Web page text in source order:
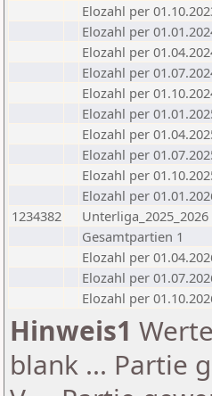
Elozahl per
Elozahl per
Elozahl per
Elozahl per
Elozahl per
Elozahl per
Elozahl per
Elozahl per
Elozahl per
Elozahl per
1234382
Unterliga_2025_2026
Gesamtpartien 1
Elozahl per
Elozahl per
Elozahl per
Hinweis1
blank ... Partie